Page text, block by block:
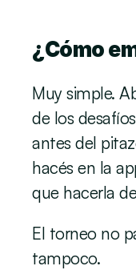
¿Cómo
Muy simple.
de los
antes del
hacés en la
que hacerla
El torneo no
tampoco.